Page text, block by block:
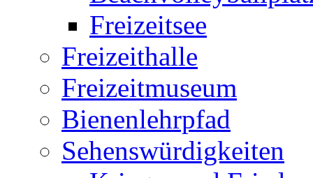
Freizeitsee
Freizeithalle
Freizeitmuseum
Bienenlehrpfad
Sehenswürdigkeiten